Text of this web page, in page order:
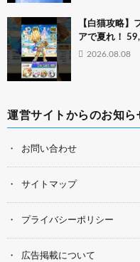
【白猫攻略】
アで夏れ！
2026.08.08
運営サイトからのお知ら
お問い合わせ
サイトマップ
プライバシーポリシー
広告掲載について